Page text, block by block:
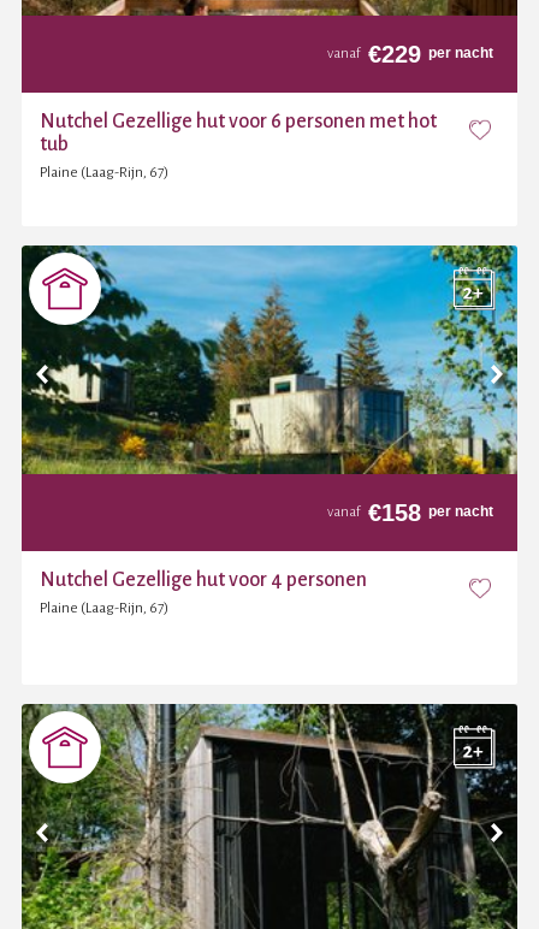
vanaf €229 per nacht
Nutchel Gezellige hut voor 6 personen met hot
tub
Plaine (Laag-Rijn, 67)
vanaf €158 per nacht
Nutchel Gezellige hut voor 4 personen
Plaine (Laag-Rijn, 67)